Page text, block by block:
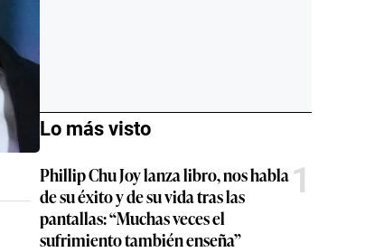
Lo más visto
Phillip Chu Joy lanza libro, nos habla
de su éxito y de su vida tras las
pantallas: “Muchas veces el
sufrimiento también enseña”
1